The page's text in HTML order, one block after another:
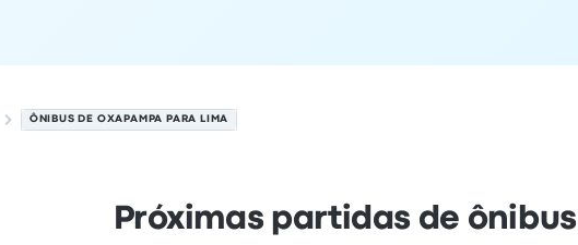
ÔNIBUS DE OXAPAMPA PARA LIMA
Próximas partidas de ônibus